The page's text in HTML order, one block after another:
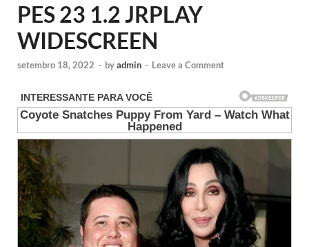
PES 23 1.2 JRPLAY
WIDESCREEN
setembro 18, 2022 - byadmin - Leave a Comment